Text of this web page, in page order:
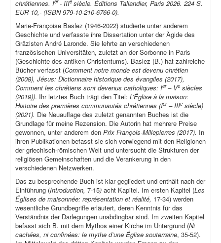
chrétiennes. Ier- IIIe siècle. Éditions Tallandier, Paris 2026. 224 S.
EUR 10,- (ISBN 979-10-210-6766-0).
Marie-Françoise Baslez (1946-2022) studierte unter anderem
Geschichte und verfasste ihre Dissertation unter der Ägide des
Gräzisten André Laronde. Sie lehrte an verschiedenen
französischen Universitäten, zuletzt an der Sorbonne in Paris
(Geschichte des antiken Christentums). Baslez (B.) hat zahlreiche
Bücher verfasst (Comment notre monde est devenu chrétien
(2008), Jésus: Dictionnaire historique des évangiles (2017),
Comment les chrétiens sont devenus catholiques: Ier– Ve siècles
(2019)). Ihr letztes Buch trägt den Titel: L’Église à la maison:
Histoire des premières communautés chrétiennes (Ier– IIIe siècle)
(2021). Die Neuauflage des zuletzt genannten Buches ist die
Grundlage für meine Rezension. Die Autorin hat mehrere Preise
gewonnen, unter anderem den Prix François-Millepierres (2017). In
ihren Publikationen befasst sie sich vorwiegend mit den Religionen
der griechisch-römischen Welt und untersucht die Strukturen der
religiösen Gemeinschaften und die Verankerung in den
verschiedenen Netzwerken.
Das zu besprechende Buch ist klar gegliedert und enthält nach der
Einführung (Introduction, 7-15) acht Kapitel. Im ersten Kapitel (Les
Églises de maisonnée: représentation et réalité, 17-34) werden
wesentliche Grundbegriffe erläutert, deren Kenntnis für das
Verständnis der Darlegungen unabdingbar sind. Im zweiten Kapitel
befasst sich B. mit dem Mythos einer Kirche im Untergrund (Ni
cachées, ni confinées: le mythe d’une Église souterraine, 35-52).